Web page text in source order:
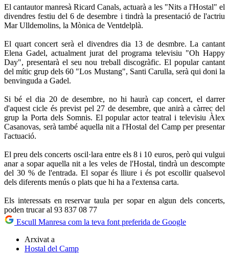
El cantautor manresà Ricard Canals, actuarà a les "Nits a l'Hostal" el
divendres festiu del 6 de desembre i tindrà la presentació de l'actriu
Mar Ulldemolins, la Mònica de Ventdelplà.
El quart concert serà el divendres dia 13 de desmbre. La cantant
Elena Gadel, actualment jurat del programa televisiu "Oh Happy
Day", presentarà el seu nou treball discogràfic. El popular cantant
del mític grup dels 60 "Los Mustang", Santi Carulla, serà qui doni la
benvinguda a Gadel.
Si bé el dia 20 de desembre, no hi haurà cap concert, el darrer
d'aquest cicle és previst pel 27 de desembre, que anirà a càrrec del
grup la Porta dels Somnis. El popular actor teatral i televisiu Àlex
Casanovas, serà també aquella nit a l'Hostal del Camp per presentar
l'actuació.
El preu dels concerts oscil·lara entre els 8 i 10 euros, però qui vulgui
anar a sopar aquella nit a les veles de l'Hostal, tindrà un descompte
del 30 % de l'entrada. El sopar és lliure i és pot escollir qualsevol
dels diferents menús o plats que hi ha a l'extensa carta.
Els interessats en reservar taula per sopar en algun dels concerts,
poden trucar al 93 837 08 77
Escull Manresa com la teva font preferida de Google
Arxivat a
Hostal del Camp